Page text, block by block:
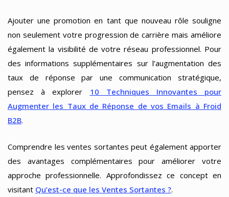
Ajouter une promotion en tant que nouveau rôle souligne
non seulement votre progression de carrière mais améliore
également la visibilité de votre réseau professionnel. Pour
des informations supplémentaires sur l’augmentation des
taux de réponse par une communication stratégique,
pensez à explorer 10 Techniques Innovantes pour
Augmenter les Taux de Réponse de vos Emails à Froid
B2B.
Comprendre les ventes sortantes peut également apporter
des avantages complémentaires pour améliorer votre
approche professionnelle. Approfondissez ce concept en
visitant Qu’est-ce que les Ventes Sortantes ?.